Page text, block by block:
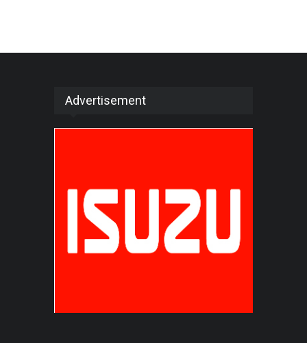
Advertisement